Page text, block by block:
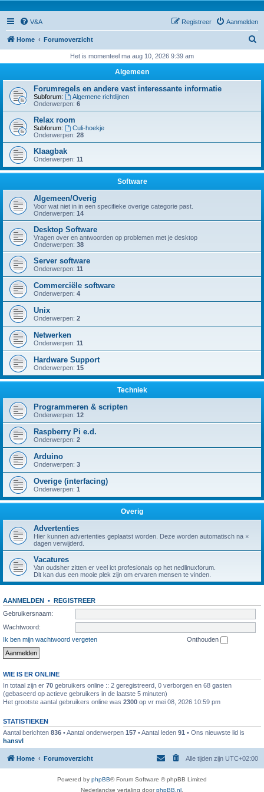
V&A Aanmelden
Registreer
Home Forumoverzicht
k
Het is momenteel ma aug 10, 2026 9:39 am
Algemeen
Forumregels en andere vast interessante informatie
Subforum:
Algemene richtlijnen
Onderwerpen: 6
Relax room
Subforum:
Culi-hoekje
Onderwerpen: 28
Klaagbak
Onderwerpen: 11
Software
Algemeen/Overig
Voor wat niet in in een specifieke overige categorie past.
Onderwerpen: 14
Desktop Software
Vragen over en antwoorden op problemen met je desktop
Onderwerpen: 38
Server software
Onderwerpen: 11
Commerciële software
Onderwerpen: 4
Unix
Onderwerpen: 2
Netwerken
Onderwerpen: 11
Hardware Support
Onderwerpen: 15
Techniek
Programmeren & scripten
Onderwerpen: 12
Raspberry Pi e.d.
Onderwerpen: 2
Arduino
Onderwerpen: 3
Overige (interfacing)
Onderwerpen: 1
Overig
Advertenties
Hier kunnen advertenties geplaatst worden. Deze worden automatisch na ×
dagen verwijderd.
Vacatures
Van oudsher zitten er veel ict profesionals op het nedlinuxforum.
Dit kan dus een mooie plek zijn om ervaren mensen te vinden.
AANMELDEN • REGISTREER
Gebruikersnaam:
Wachtwoord:
Ik ben mijn wachtwoord vergeten
Onthouden
WIE IS ER ONLINE
In totaal zijn er 70 gebruikers online :: 2 geregistreerd, 0 verborgen en 68 gasten
(gebaseerd op actieve gebruikers in de laatste 5 minuten)
Het grootste aantal gebruikers online was 2300 op vr mei 08, 2026 10:59 pm
STATISTIEKEN
Aantal berichten 836 • Aantal onderwerpen 157 • Aantal leden 91 • Ons nieuwste lid is
hansvl
Home Forumoverzicht Alle tijden zijn UTC+02:00
Powered by phpBB® Forum Software © phpBB Limited
Nederlandse vertaling doorphpBB.nl